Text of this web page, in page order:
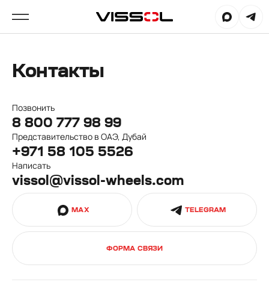
Контакты
Позвонить
8 800 777 98 99
Представительство в ОАЭ, Дубай
+971 58 105 5526
Написать
vissol@vissol-wheels.com
MAX TELEGRAM
ФОРМА СВЯЗИ